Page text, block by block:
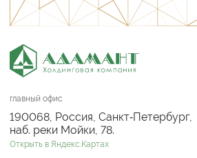
главный офис
190068, Россия, Санкт‑Петербург,
наб. реки Мойки, 78.
Открыть в Яндекс.Картах